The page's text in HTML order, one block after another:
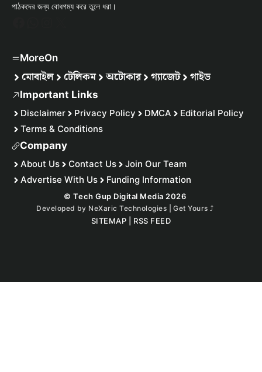
পাঠকদের জন্য বোধগম্য করে তুলে ধরা।
MoreOn
মোবাইল টেলিকম অটোকার গ্যাজেট গাইড
Important Links
Disclaimer Privacy Policy DMCA
Editorial Policy
Terms & Conditions
Company
About Us Contact Us
Join Our Team
Advertise With Us
Funding Information
© Tech Gup Digital Media 2026
Developed by NeXaric Technologies | Get Yours⤴︎
SITEMAP RSS FEED